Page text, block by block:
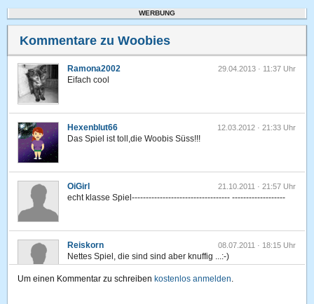
WERBUNG
Kommentare zu Woobies
Ramona2002 29.04.2013 · 11:37 Uhr
Eifach cool
Hexenblut66 12.03.2012 · 21:33 Uhr
Das Spiel ist toll,die Woobis Süss!!!
OiGirl 21.10.2011 · 21:57 Uhr
echt klasse Spiel----------------------------------- -------------------
Reiskorn 08.07.2011 · 18:15 Uhr
Nettes Spiel, die sind sind aber knuffig ...:-)
Um einen Kommentar zu schreiben kostenlos anmelden.